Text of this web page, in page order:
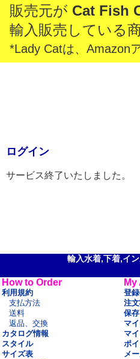
販売元が Cat Fish
輸入販売している
*Lady Catは、Amazon
ログイン
サービス終了いたしました。
輸入水着,下着,イ
How to Order
利用規約
支払方法
送料
返品、交換
カタログ情報
スタイル
サイズ表
登
注
保
マ
マ
ポ
メ